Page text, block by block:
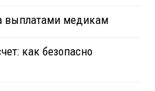
выплатами медикам
как безопасно